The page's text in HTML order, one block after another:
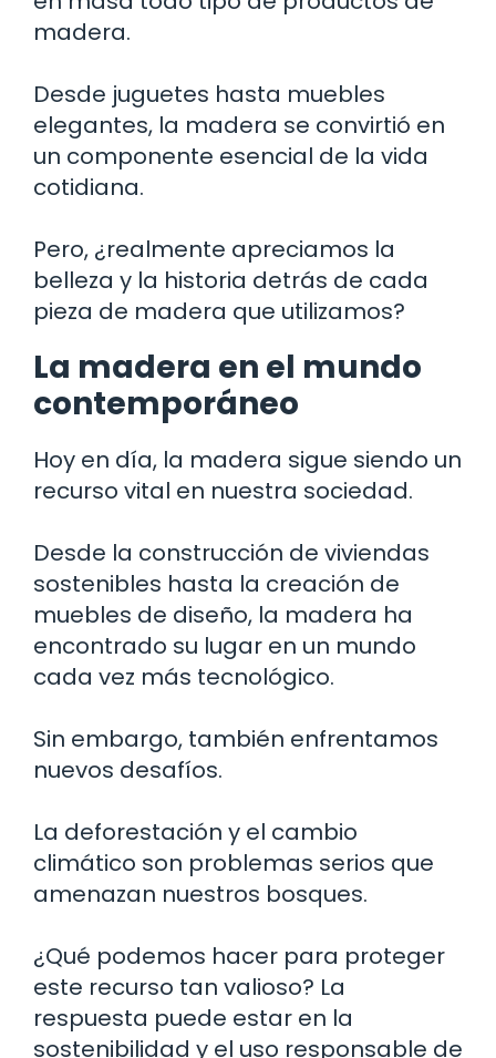
madera.
Desde juguetes hasta muebles
elegantes, la madera se convirtió en
un componente esencial de la vida
cotidiana.
Pero, ¿realmente apreciamos la
belleza y la historia detrás de cada
pieza de madera que utilizamos?
La madera en el mundo
contemporáneo
Hoy en día, la madera sigue siendo un
recurso vital en nuestra sociedad.
Desde la construcción de viviendas
sostenibles hasta la creación de
muebles de diseño, la madera ha
encontrado su lugar en un mundo
cada vez más tecnológico.
Sin embargo, también enfrentamos
nuevos desafíos.
La deforestación y el cambio
climático son problemas serios que
amenazan nuestros bosques.
¿Qué podemos hacer para proteger
este recurso tan valioso? La
respuesta puede estar en la
sostenibilidad y el uso responsable de